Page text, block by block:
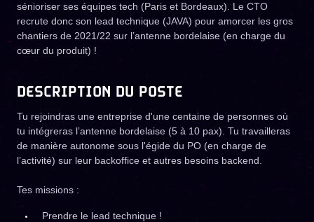
sénioriser ses équipes tech (Paris et Bordeaux). Le CTO
recrute donc son lead technique (JAVA) pour amorcer les gros
chantiers de 2021/22 sur l’antenne bordelaise (en charge du
cœur du produit) !
DESCRIPTION DU POSTE
Tu rejoindras une entreprise d'une centaine de personnes où
tu intégreras l’antenne bordelaise (5 à 10 pax). Tu travailleras
de manière autonome sous l'égide du PO (en charge de
l’activité) sur leur backoffice et autres besoins backend.
Tes missions :
Prendre le lead technique !